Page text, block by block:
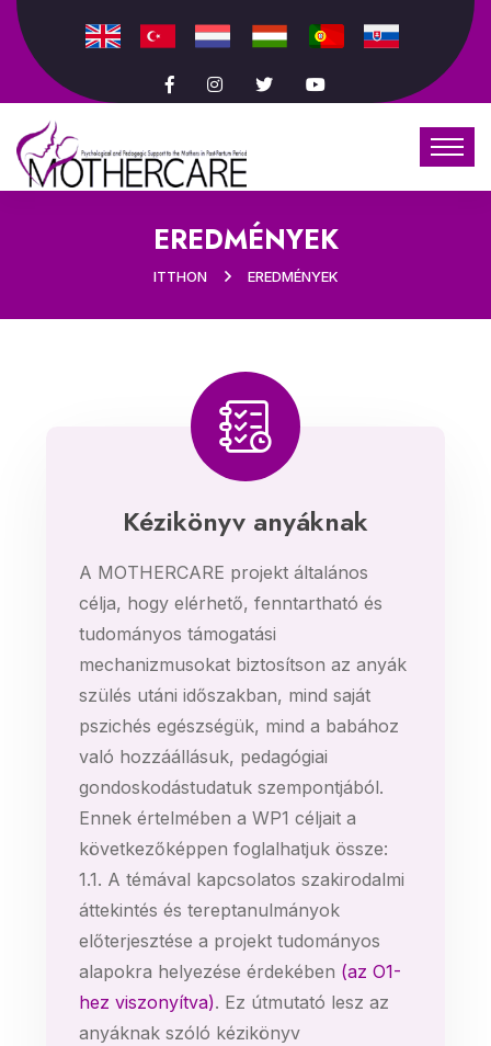
EREDMÉNYEK
ITTHON EREDMÉNYEK
Kézikönyv anyáknak
A MOTHERCARE projekt általános
célja, hogy elérhető, fenntartható és
tudományos támogatási
mechanizmusokat biztosítson az anyák
szülés utáni időszakban, mind saját
pszichés egészségük, mind a babához
való hozzáállásuk, pedagógiai
gondoskodástudatuk szempontjából.
Ennek értelmében a WP1 céljait a
következőképpen foglalhatjuk össze:
1.1. A témával kapcsolatos szakirodalmi
áttekintés és tereptanulmányok
előterjesztése a projekt tudományos
alapokra helyezése érdekében (az O1-
hez viszonyítva). Ez útmutató lesz az
anyáknak szóló kézikönyv